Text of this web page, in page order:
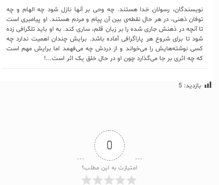
نویسندگان، رسولان خدا هستند. چه وحی بر آنها نازل شود چه الهام و چه
توفان ذهنی، در هر حال نقطه‌ی بین آن پیام و مردم هستند. او پیامبری است
تا آنچه در ذهنش جاری شده را بر زبان قلم، ساری کند. به او باید تلگرافی زده
شود تا برای شروع هر پاراگرافی آماده باشد. برایش چندان اهمیت ندارد چه
کسی نوشته‌هایش را می‌خواند و از دردش چه می‌فهمد اما برایش مهم است
که چه اثری بر جا می‌گذارد چون او در حال خلق یک اثر است...!
بازدید: 5
0
امتیازت به این مطلب؟